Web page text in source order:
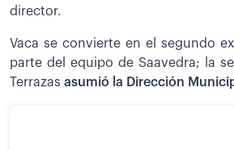
director.
Vaca se convierte en el segundo
parte del equipo de Saavedra; la
Terrazas asumió la Dirección